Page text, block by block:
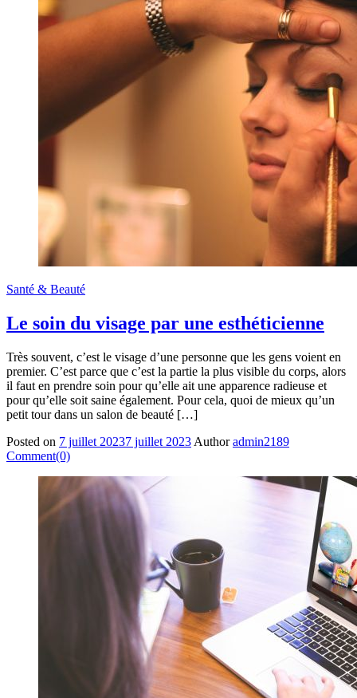
Santé & Beauté
Le soin du visage par une esthéticienne
Très souvent, c’est le visage d’une personne que les gens voient en
premier. C’est parce que c’est la partie la plus visible du corps, alors
il faut en prendre soin pour qu’elle ait une apparence radieuse et
pour qu’elle soit saine également. Pour cela, quoi de mieux qu’un
petit tour dans un salon de beauté […]
Posted on 7 juillet 20237 juillet 2023 Author admin2189
Comment(0)